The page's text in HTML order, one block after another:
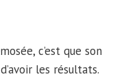
c’est que son
les résultats.